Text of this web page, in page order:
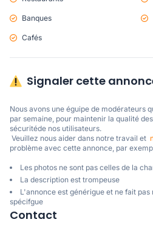
Banques
Cafés
Signaler cette
Nous avons une éguipe de modérateurs
par semaine, pour maintenir la qualité
sécuritéde nos utilisateurs.
Veuillez nous aider dans notre travail et
problème avec cette annonce, par
Les photos ne sont pas celles de la
La description est trompeuse
L'annonce est générigue et ne fait
spécifgue
Contact